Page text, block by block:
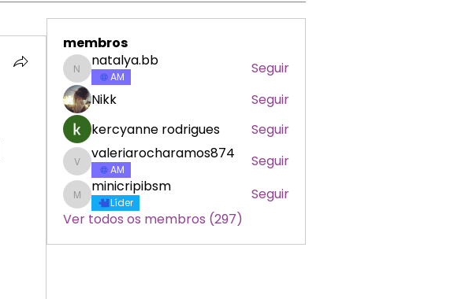
membros
natalya.bb
natalya.bb
AM
Seguir
Nikk
Seguir
kercyanne rodrigues
Seguir
valeriarocharamos874
valeriarocharamos874
AM Seguir
minicripibsm
minicripibsm
Líder
Seguir
Ver todos os membros (297)